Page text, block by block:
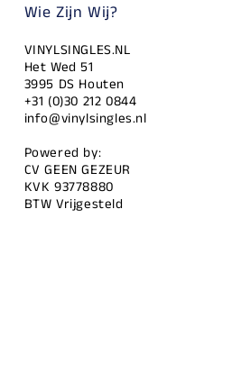
Wie Zijn Wij?
VINYLSINGLES.NL
Het Wed 51
3995 DS Houten
+31 (0)30 212 0844
info@vinylsingles.nl
Powered by:
CV GEEN GEZEUR
KVK 93778880
BTW Vrijgesteld